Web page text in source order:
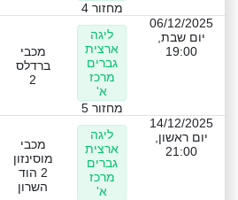
מחזור 4
06/12/2025
יום שבת,
19:00
ליגה
ארצית
גברים
מרכז
א'
מחזור 5
מכבי
ברדלס
2
14/12/2025
יום ראשון,
21:00
ליגה
ארצית
גברים
מרכז
א'
מכבי
מוסינזון
2 הוד
השרון